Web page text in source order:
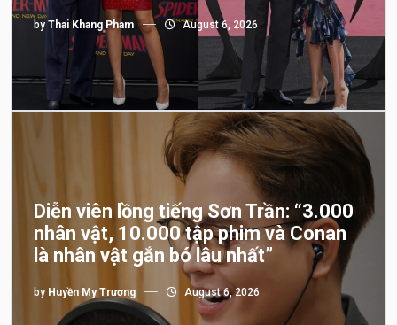
by Thai Khang Pham August 6, 2026
Diễn viên lồng tiếng Sơn Trần: “3.000
nhân vật, 10.000 tập phim và Conan
là nhân vật gắn bó lâu nhất”
by Huyền My Trương August 6, 2026